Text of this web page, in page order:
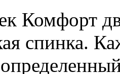
Комфорт
спинка.